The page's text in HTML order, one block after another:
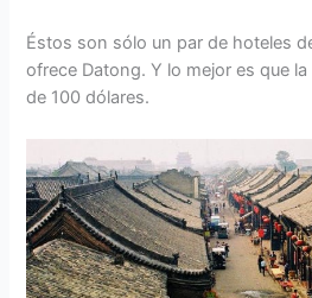
Éstos son sólo un par de hoteles
ofrece Datong. Y lo mejor es que
de 100 dólares.